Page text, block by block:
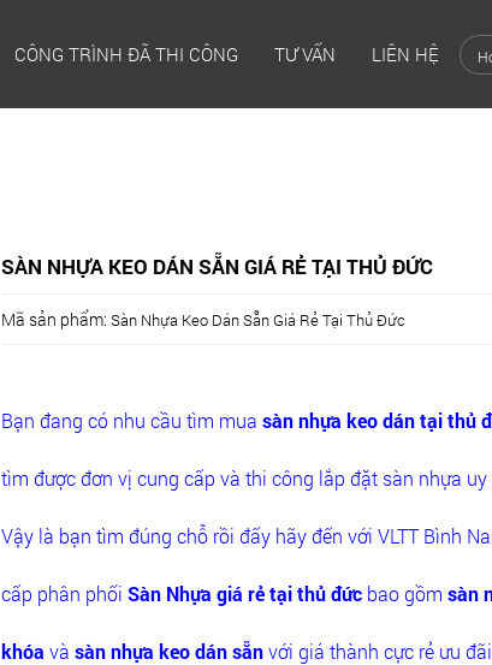
CÔNG TRÌNH ĐÃ THI CÔNG TƯ VẤN LIÊN HỆ
SÀN NHỰA KEO DÁN SẴN GIÁ RẺ TẠI THỦ ĐỨC
Mã sản phẩm: Sàn Nhựa Keo Dán Sẵn Giá Rẻ Tại Thủ Đức
Bạn đang có nhu cầu tìm mua sàn nhựa keo dán tại thủ
tìm được đơn vị cung cấp và thi công lắp đặt sàn nhựa
Vậy là bạn tìm đúng chỗ rồi đấy hãy đến với VLTT Bình
cấp phân phối Sàn Nhựa giá rẻ tại thủ đứcbao gồm sàn
khóa và sàn nhựa keo dán sẵnvới giá thành cực rẻ ưu